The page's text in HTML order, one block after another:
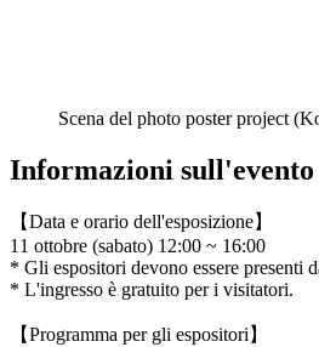
Scena del photo poster project
Informazioni sull'evento
【Data e orario dell'esposizione】
11 ottobre (sabato) 12:00 ~ 16:00
* Gli espositori devono essere presenti
* L'ingresso è gratuito per i visitatori.
【Programma per gli espositori】